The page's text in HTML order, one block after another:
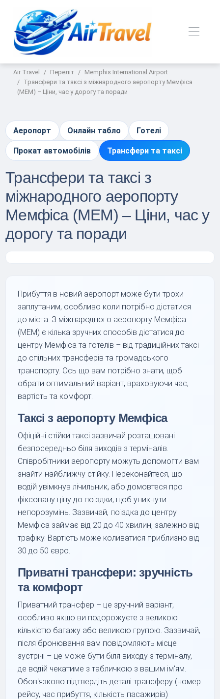
Air Travel Переліт
Memphis International Airport
Трансфери та таксі з міжнародного аеропорту Мемфіса
(MEM) – Ціни, час у дорогу та поради
Аеропорт Онлайн табло Готелі
Прокат автомобілів Трансфери та таксі
Трансфери та таксі з
міжнародного аеропорту
Мемфіса (MEM) – Ціни, час у
дорогу та поради
Прибуття в новий аеропорт може бути трохи
заплутаним, особливо коли потрібно дістатися
до міста. З міжнародного аеропорту Мемфіса
(MEM) є кілька зручних способів дістатися до
центру Мемфіса та готелів – від традиційних таксі
до спільних трансферів та громадського
транспорту. Ось що вам потрібно знати, щоб
обрати оптимальний варіант, враховуючи час,
вартість та комфорт.
Таксі з аеропорту Мемфіса
Офіційні стійки таксі зазвичай розташовані
безпосередньо біля виходів з терміналів.
Співробітники аеропорту можуть допомогти вам
знайти найближчу стійку. Переконайтеся, що
водій увімкнув лічильник, або домовтеся про
фіксовану ціну до поїздки, щоб уникнути
непорозумінь. Зазвичай, поїздка до центру
Мемфіса займає від 20 до 40 хвилин, залежно від
трафіку. Вартість може коливатися приблизно від
30 до 50 євро.
Приватні трансфери: зручність
та комфорт
Приватний трансфер – це зручний варіант,
особливо якщо ви подорожуєте з великою
кількістю багажу або великою групою. Зазвичай,
після бронювання вам повідомляють місце
зустрічі – це може бути біля виходу з терміналу,
де водій чекатиме з табличкою з вашим ім'ям.
Обов'язково підтвердіть деталі трансферу (номер
рейсу, час прибуття, кількість пасажирів)